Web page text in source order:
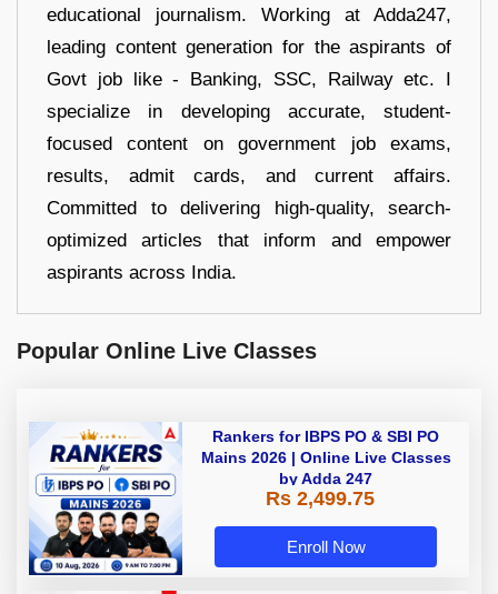
educational journalism. Working at Adda247,
leading content generation for the aspirants of
Govt job like - Banking, SSC, Railway etc. I
specialize in developing accurate, student-
focused content on government job exams,
results, admit cards, and current affairs.
Committed to delivering high-quality, search-
optimized articles that inform and empower
aspirants across India.
Popular Online Live Classes
Rankers for IBPS PO & SBI PO
Mains 2026 | Online Live Classes
by Adda 247
Rs 2,499.75
Enroll Now